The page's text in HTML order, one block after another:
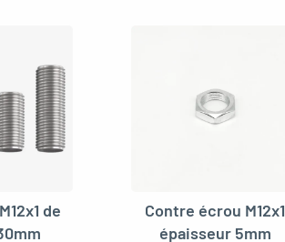
de
Contre écrou M12x1
épaisseur 5mm